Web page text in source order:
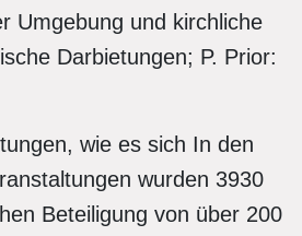
Umgebung und kirchliche
Darbietungen; P. Prior:
wie es sich In den
wurden 3930
Beteiligung von über 200